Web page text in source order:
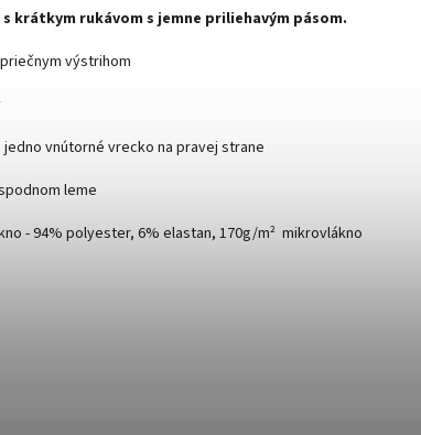
krátkym rukávom s jemne priliehavým pásom.
výstrihom
vnútorné vrecko na pravej strane
leme
- 94% polyester, 6% elastan, 170g/m² mikrovlákno